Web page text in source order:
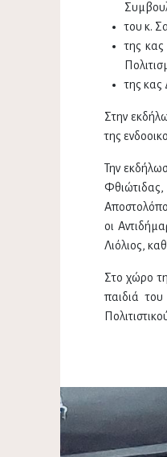
του κ.
της
της κας
Στην
της
Την
Φθιώτιδας,
οι
Λιόλιος,
Στο χώρο
παιδιά